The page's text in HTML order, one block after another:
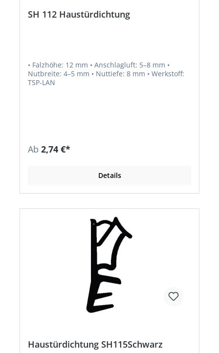
SH 112 Haustürdichtung
• Falzhöhe: 12 mm • Anschlagluft: 5–8 mm •
Nutbreite: 4–5 mm • Nuttiefe: 8 mm • Werkstoff:
TSP-LAN
Ab 2,74 €*
Details
Haustürdichtung SH115Schwarz